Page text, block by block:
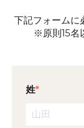
下記フォームに
※原則15名
姓*